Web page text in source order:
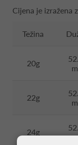
Cijena je izražena
Težina
20g
22g
24g